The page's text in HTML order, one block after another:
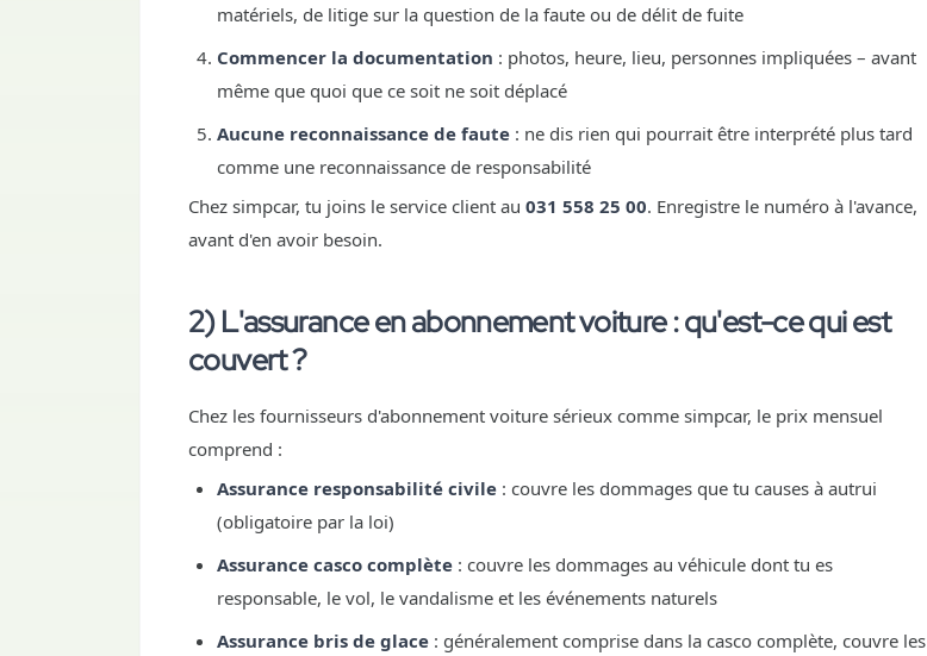
matériels, de litige sur la question de la faute ou de délit de fuite
Commencer la documentation : photos, heure, lieu, personnes impliquées – avant
même que quoi que ce soit ne soit déplacé
Aucune reconnaissance de faute : ne dis rien qui pourrait être interprété plus tard
comme une reconnaissance de responsabilité
Chez simpcar, tu joins le service client au 031 558 25 00. Enregistre le numéro à l'avance,
avant d'en avoir besoin.
2) L'assurance en abonnement voiture : qu'est-ce qui est
couvert ?
Chez les fournisseurs d'abonnement voiture sérieux comme simpcar, le prix mensuel
comprend :
Assurance responsabilité civile : couvre les dommages que tu causes à autrui
(obligatoire par la loi)
Assurance casco complète : couvre les dommages au véhicule dont tu es
responsable, le vol, le vandalisme et les événements naturels
Assurance bris de glace : généralement comprise dans la casco complète, couvre les